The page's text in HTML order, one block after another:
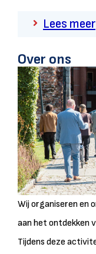
Lees meer
Over ons
Wij organiseren en
aan het ontdekken
Tijdens deze